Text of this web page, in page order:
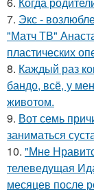
7. Экс -
"Матч ТВ"
пластических
8. Каждый раз
бандо, всё, у
животом.
9. Вот семь
заниматься
10. "Мне
телеведущая
месяцев после